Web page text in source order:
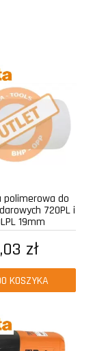
polimerowa do
720PL i
19mm
zł
KOSZYKA